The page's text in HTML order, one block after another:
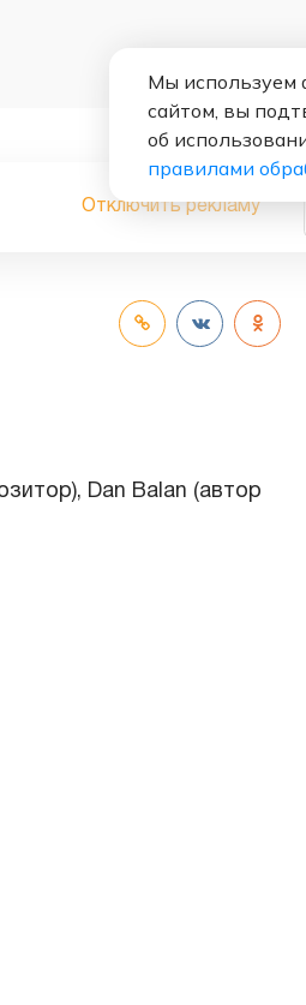
Отключить рекламу
Dan Balan (автор
Мы используем
сайтом, вы
об
правилами